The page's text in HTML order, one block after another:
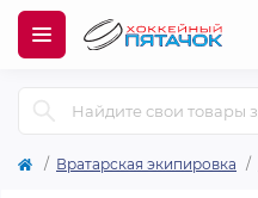
Вратарская экипировка